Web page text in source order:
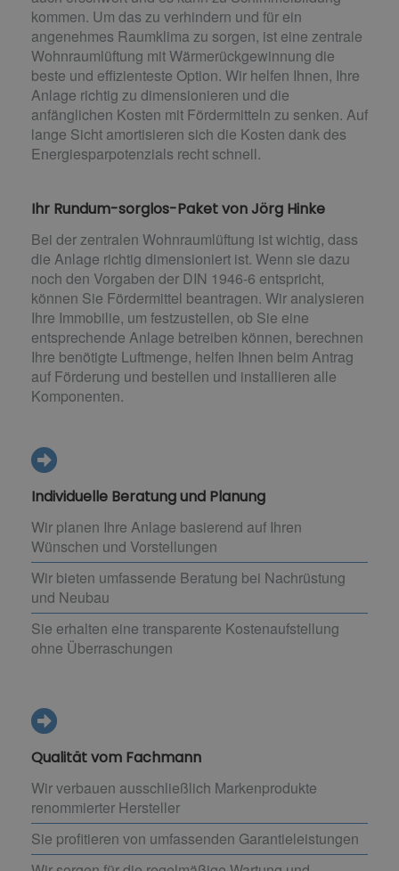
kommen. Um das zu verhindern und für ein
angenehmes Raumklima zu sorgen, ist eine zentrale
Wohnraumlüftung mit Wärmerückgewinnung die
beste und effizienteste Option. Wir helfen Ihnen, Ihre
Anlage richtig zu dimensionieren und die
anfänglichen Kosten mit Fördermitteln zu senken. Auf
lange Sicht amortisieren sich die Kosten dank des
Energiesparpotenzials recht schnell.
Ihr Rundum-sorglos-Paket von Jörg Hinke
Bei der zentralen Wohnraumlüftung ist wichtig, dass
die Anlage richtig dimensioniert ist. Wenn sie dazu
noch den Vorgaben der DIN 1946-6 entspricht,
können Sie Fördermittel beantragen. Wir analysieren
Ihre Immobilie, um festzustellen, ob Sie eine
entsprechende Anlage betreiben können, berechnen
Ihre benötigte Luftmenge, helfen Ihnen beim Antrag
auf Förderung und bestellen und installieren alle
Komponenten.
Individuelle Beratung und Planung
Wir planen Ihre Anlage basierend auf Ihren
Wünschen und Vorstellungen
Wir bieten umfassende Beratung bei Nachrüstung
und Neubau
Sie erhalten eine transparente Kostenaufstellung
ohne Überraschungen
Qualität vom Fachmann
Wir verbauen ausschließlich Markenprodukte
renommierter Hersteller
Sie profitieren von umfassenden Garantieleistungen